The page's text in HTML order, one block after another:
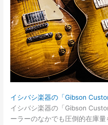
イシバシ楽器の「Gibson
イシバシ楽器の「Gibson
ーラーのなかでも圧倒的在庫